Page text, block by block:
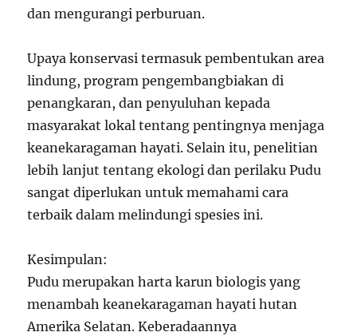
dan mengurangi perburuan.
Upaya konservasi termasuk pembentukan area
lindung, program pengembangbiakan di
penangkaran, dan penyuluhan kepada
masyarakat lokal tentang pentingnya menjaga
keanekaragaman hayati. Selain itu, penelitian
lebih lanjut tentang ekologi dan perilaku Pudu
sangat diperlukan untuk memahami cara
terbaik dalam melindungi spesies ini.
Kesimpulan:
Pudu merupakan harta karun biologis yang
menambah keanekaragaman hayati hutan
Amerika Selatan. Keberadaannya